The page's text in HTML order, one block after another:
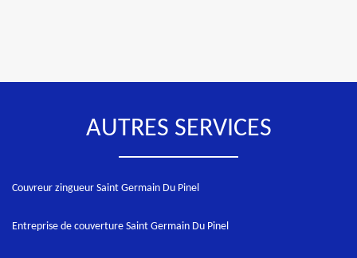
AUTRES SERVICES
Couvreur zingueur Saint Germain Du Pinel
Entreprise de couverture Saint Germain Du Pinel